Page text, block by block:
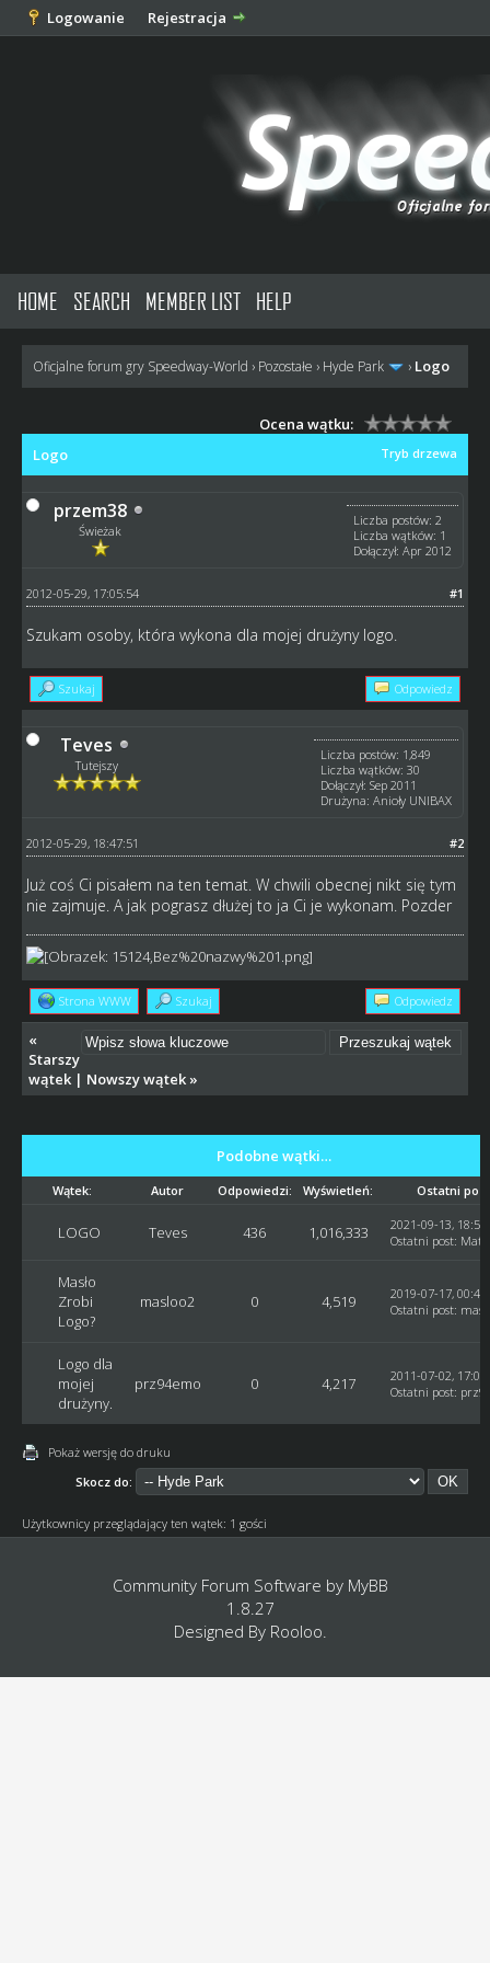
Logowanie Rejestracja
HOME SEARCH MEMBER LIST HELP
Oficjalne forum gry Speedway-World › Pozostałe › Hyde Park › Logo
Ocena wątku:
Tryb drzewa
Logo
przem38
Świeżak
Liczba postów: 2
Liczba wątków: 1
Dołączył: Apr 2012
#1
2012-05-29, 17:05:54
Szukam osoby, która wykona dla mojej drużyny logo.
Szukaj Odpowiedz
Teves
Tutejszy
Liczba postów: 1,849
Liczba wątków: 30
Dołączył: Sep 2011
Drużyna: Anioły UNIBAX
#2
2012-05-29, 18:47:51
Już coś Ci pisałem na ten temat. W chwili obecnej nikt się tym
nie zajmuje. A jak pograsz dłużej to ja Ci je wykonam. Pozder
Strona WWW Szukaj Odpowiedz
«
Starszy
wątek| Nowszy wątek»
Podobne wątki…
Wątek: Autor Odpowiedzi: Wyświetleń: Ostatni post
LOGO Teves 436 1,016,333
2021-09-13,
Ostatni post:
Masło
Zrobi
Logo?
masloo2 0 4,519
2019-07-17,
Ostatni post:
Logo dla
mojej
drużyny.
prz94emo 0 4,217
2011-07-02,
Ostatni post:
Pokaż wersję do druku
Skocz do:
Użytkownicy przeglądający ten wątek: 1 gości
Community Forum Software by MyBB
1.8.27
Designed By Rooloo